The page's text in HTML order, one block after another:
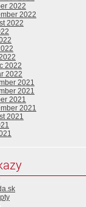
2022
2022
2022
2022
2022
2021
2021
2021
2021
2021